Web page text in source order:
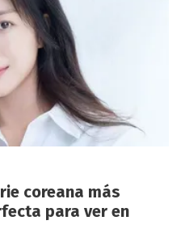
coreana más
para ver en